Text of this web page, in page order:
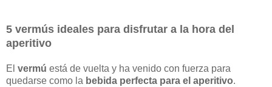
5 vermús ideales para disfrutar a la hora del
aperitivo
El vermú está de vuelta y ha venido con fuerza para
quedarse como la bebida perfecta para el aperitivo.